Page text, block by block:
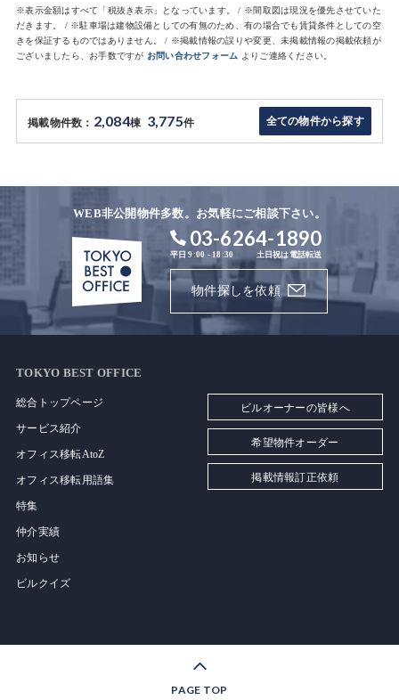
※表示金額はすべて「税抜き表示」となっています。 / ※間取図は現況を優先させていた
だきます。 / ※駐車場は建物設備としての有無のため、有の場合でも賃貸条件としての空
きを保証するものではありません。 / ※掲載情報の誤りや変更、未掲載情報の掲載依頼が
ございましたら、お手数ですが お問い合わせフォーム よりご連絡ください。
掲載物件数： 2,084棟 3,775件 全ての物件から探す
WEB非公開物件多数。お気軽にご相談下さい。
03-6264-1890
平日 9:00 - 18:30 土日祝は電話転送
物件探しを依頼
TOKYO BEST OFFICE
総合トップページ
サービス紹介
オフィス移転AtoZ
オフィス移転用語集
特集
仲介実績
お知らせ
ビルクイズ
ビルオーナーの皆様へ
希望物件オーダー
掲載情報訂正依頼
PAGE TOP